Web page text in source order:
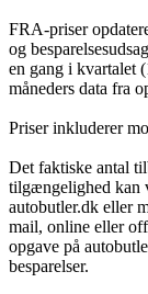
FRA-priser
og
en gang i kvartalet
måneders data fra
Priser inkluderer
Det faktiske antal
tilgængelighed kan
autobutler.dk eller
mail, online eller
opgave på
besparelser.